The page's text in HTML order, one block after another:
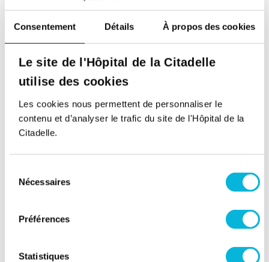
Consentement Détails À propos des cookies
Le site de l'Hôpital de la Citadelle
utilise des cookies
Les cookies nous permettent de personnaliser le
contenu et d’analyser le trafic du site de l'Hôpital de la
Citadelle.
Nécessaires
Préférences
Statistiques
Retour à tous nos spécialistes
Soutenez notre Fondation
Votre don à la Fondation permet de
financer des projets qui améliorent
leurs proches.